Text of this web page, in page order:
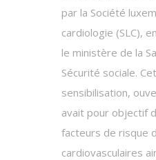
par la Société
cardiologie (SLC),
le ministère de la
Sécurité sociale.
sensibilisation,
avait pour objectif
facteurs de risque
cardiovasculaires